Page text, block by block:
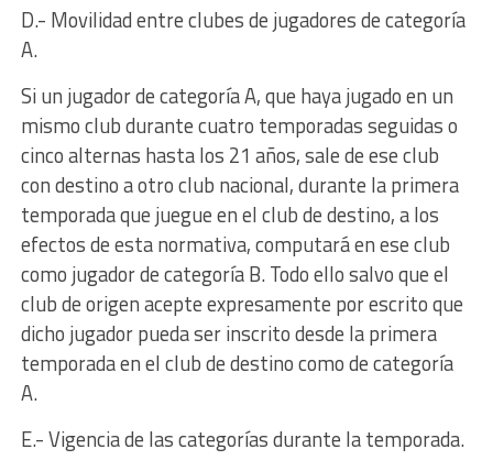
D.- Movilidad entre clubes de jugadores de categoría
A.
Si un jugador de categoría A, que haya jugado en un
mismo club durante cuatro temporadas seguidas o
cinco alternas hasta los 21 años, sale de ese club
con destino a otro club nacional, durante la primera
temporada que juegue en el club de destino, a los
efectos de esta normativa, computará en ese club
como jugador de categoría B. Todo ello salvo que el
club de origen acepte expresamente por escrito que
dicho jugador pueda ser inscrito desde la primera
temporada en el club de destino como de categoría
A.
E.- Vigencia de las categorías durante la temporada.